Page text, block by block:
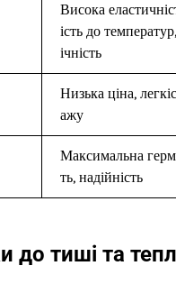
Висока
ість до
ічність
Низька ціна,
ажу
Максимальна
ть, надійність
до тиші та